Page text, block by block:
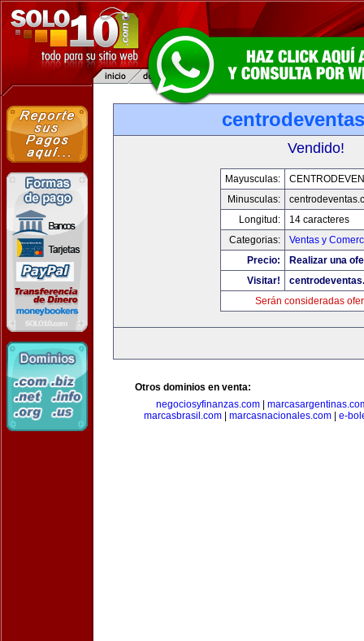
Vendido!
Mayusculas:
Minusculas:
Longitud:
14 caracteres
Categorias:
Ventas y
Precio:
Realizar una
Visitar!
Serán consideradas
Otros dominios en venta:
negociosyfinanzas.com
marcasbrasil.com| marcasnacionales.com| e-